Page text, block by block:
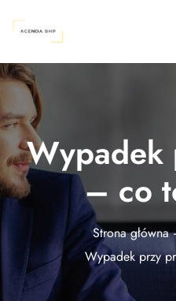
Wypadek
– co
Strona główna
Wypadek przy